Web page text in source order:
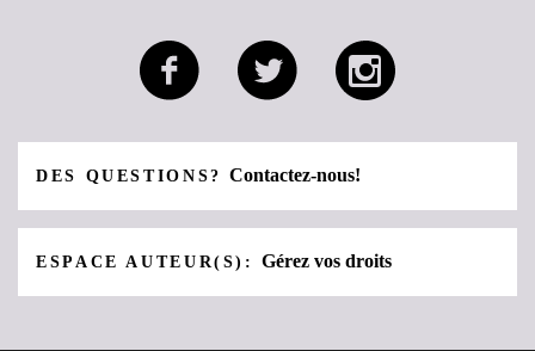
DES QUESTIONS?Contactez-nous!
ESPACE AUTEUR(S):Gérez vos droits